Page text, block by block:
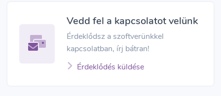
Vedd fel a kapcsolatot velünk
Érdeklődsz a szoftverünkkel
kapcsolatban, írj bátran!
Érdeklődés küldése